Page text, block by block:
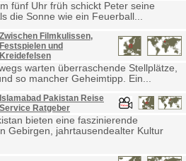
fünf Uhr früh schickt Peter seine
die Sonne wie ein Feuerball...
Zwischen Filmkulissen,
Festspielen und
Kreidefelsen
warten überraschende Stellplätze,
so mancher Geheimtipp. Ein...
Islamabad Pakistan Reise
Service Ratgeber
bieten eine faszinierende
Gebirgen, jahrtausendealter Kultur